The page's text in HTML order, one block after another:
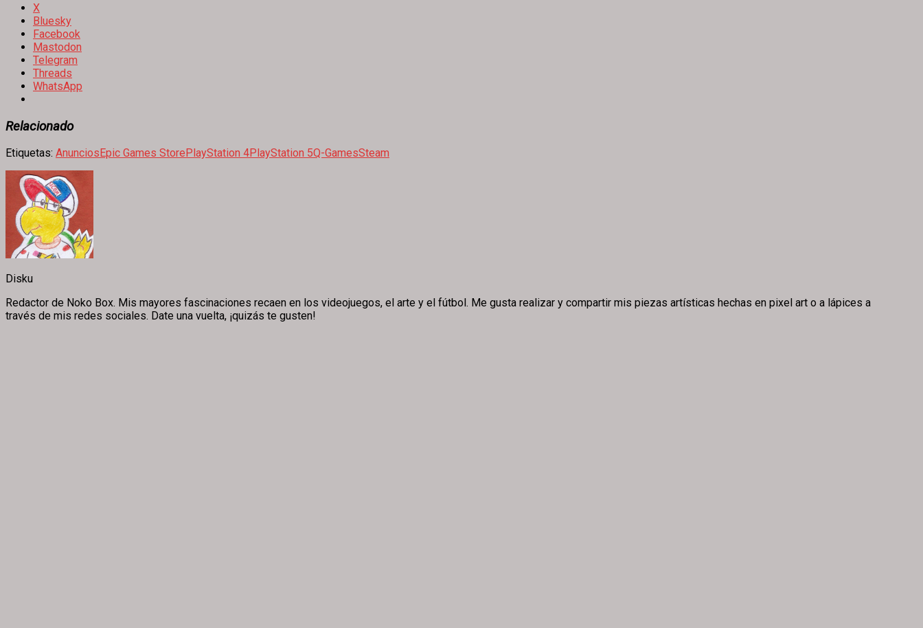
X
Bluesky
Facebook
Mastodon
Telegram
Threads
WhatsApp
Relacionado
Etiquetas: Anuncios Epic Games Store PlayStation 4PlayStation 5Q-GamesSteam
Disku
Redactor de Noko Box. Mis mayores fascinaciones recaen en los videojuegos, el arte y el fútbol. Me gusta realizar y compartir mis piezas artísticas hechas en pixel art o a lápices a
través de mis redes sociales. Date una vuelta, ¡quizás te gusten!